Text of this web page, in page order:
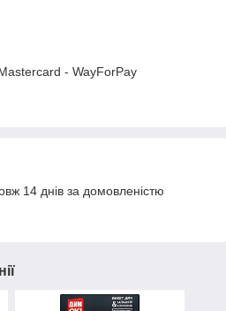
- WayForPay
14 днів за домовленістю